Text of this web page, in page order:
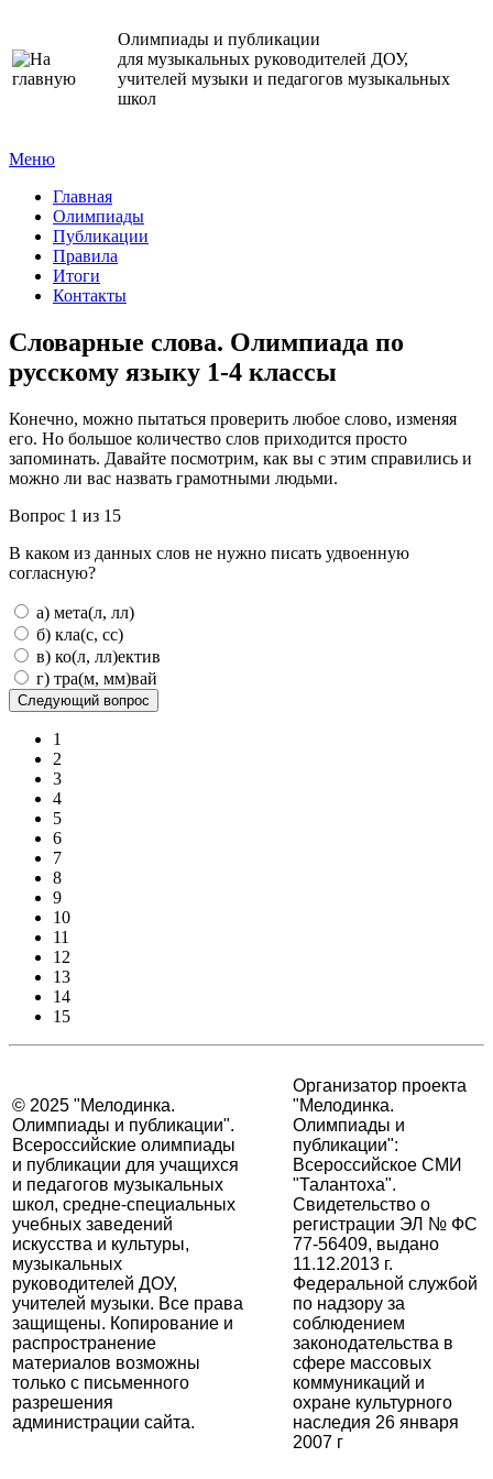
Олимпиады и публикации
для музыкальных руководителей ДОУ,
учителей музыки и педагогов музыкальных
школ
Меню
Главная
Олимпиады
Публикации
Правила
Итоги
Контакты
Словарные слова. Олимпиада по
русскому языку 1-4 классы
Конечно, можно пытаться проверить любое слово, изменяя
его. Но большое количество слов приходится просто
запоминать. Давайте посмотрим, как вы с этим справились и
можно ли вас назвать грамотными людьми.
Вопрос 1 из 15
В каком из данных слов не нужно писать удвоенную
согласную?
а) мета(л, лл)
б) кла(с, сс)
в) ко(л, лл)ектив
г) тра(м, мм)вай
1
2
3
4
5
6
7
8
9
10
11
12
13
14
15
© 2025 "Мелодинка.
Олимпиады и публикации".
Всероссийские олимпиады
и публикации для учащихся
и педагогов музыкальных
школ, средне-специальных
учебных заведений
искусства и культуры,
музыкальных
руководителей ДОУ,
учителей музыки. Все права
защищены. Копирование и
распространение
материалов возможны
только с письменного
разрешения
администрации сайта.
Организатор проекта
"Мелодинка.
Олимпиады и
публикации":
Всероссийское СМИ
"Талантоха".
Свидетельство о
регистрации ЭЛ № ФС
77-56409, выдано
11.12.2013 г.
Федеральной службой
по надзору за
соблюдением
законодательства в
сфере массовых
коммуникаций и
охране культурного
наследия 26 января
2007 г